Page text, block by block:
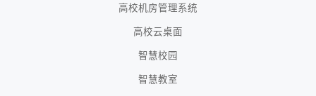
高校机房管理系统
高校云桌面
智慧校园
智慧教室